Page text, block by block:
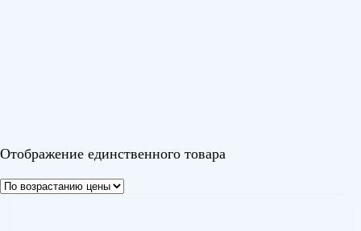
Отображение единственного товара